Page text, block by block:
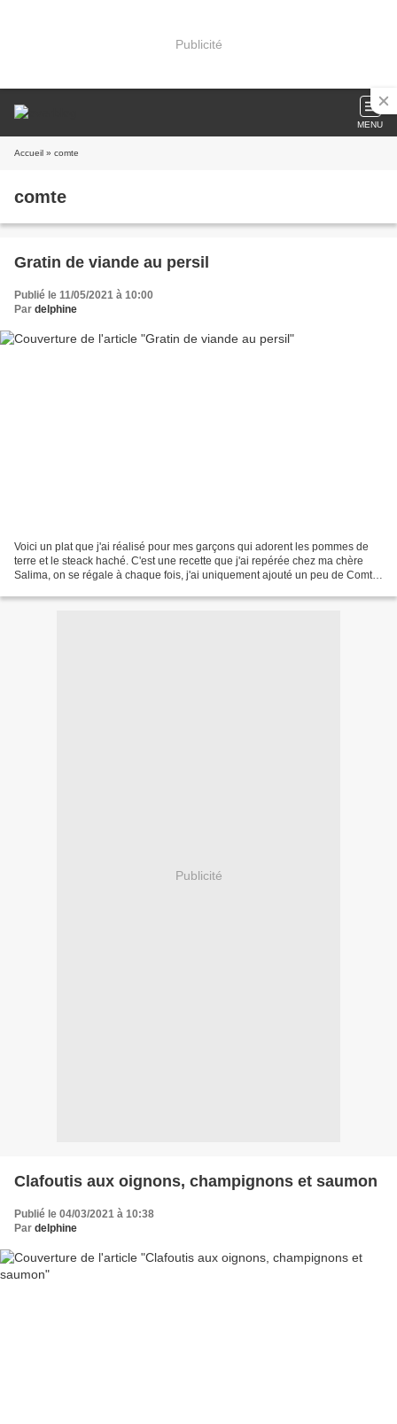
Publicité
MENU
Accueil » comte
comte
Gratin de viande au persil
Publié le 11/05/2021 à 10:00
Par delphine
Voici un plat que j'ai réalisé pour mes garçons qui adorent les pommes de
terre et le steack haché. C'est une recette que j'ai repérée chez ma chère
Salima, on se régale à chaque fois, j'ai uniquement ajouté un peu de Comté
Publicité
Clafoutis aux oignons, champignons et saumon
Publié le 04/03/2021 à 10:38
Par delphine